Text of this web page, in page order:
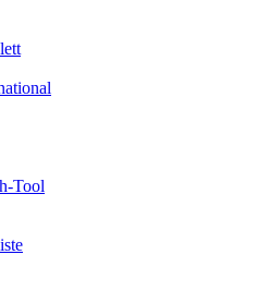
Tool